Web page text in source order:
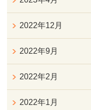
2022年12月
2022年9月
2022年2月
2022年1月